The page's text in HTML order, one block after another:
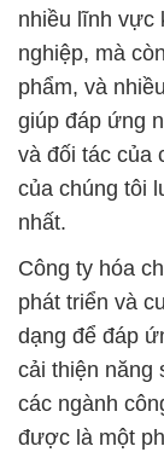
nhiều lĩnh vực
nghiệp, mà
phẩm, và
giúp đáp ứng
và đối tác của
của chúng tôi
nhất.
Công ty hóa
phát triển và
dạng để đáp
cải thiện năng
các ngành
được là một